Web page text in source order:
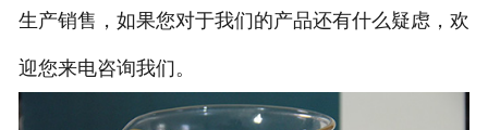
生产销售，如果您对于我们的产品还有什么疑虑，欢
迎您来电咨询我们。